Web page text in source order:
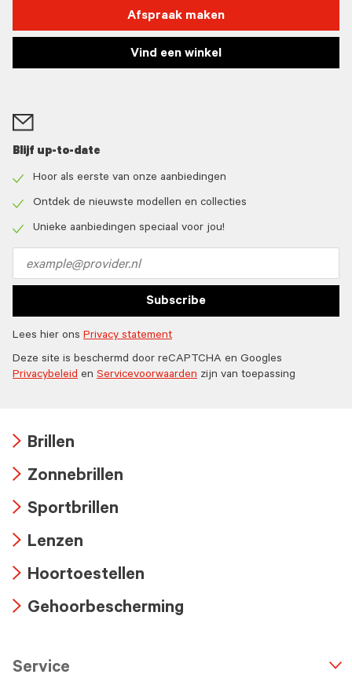
Afspraak maken
Vind een winkel
Blijf up-to-date
icon
Hoor als eerste van onze aanbiedingen
icon
Ontdek de nieuwste modellen en collecties
Unieke aanbiedingen speciaal voor jou!
address
Subscribe
Lees hier ons Privacy statement
Deze site is beschermd door reCAPTCHA en Googles
Privacybeleid en Servicevoorwaarden zijn van toepassing
icon
Brillen
icon
Zonnebrillen
icon
Sportbrillen
icon
Lenzen
icon
Hoortoestellen
Gehoorbescherming
Service